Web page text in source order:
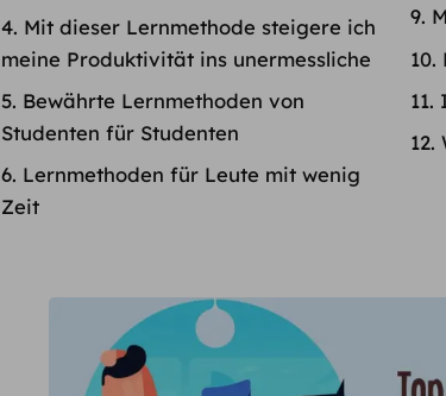
Mit dieser Lernmethode steigere ich
meine Produktivität ins unermessliche
Bewährte Lernmethoden von
Studenten für Studenten
Lernmethoden für Leute mit wenig
Zeit